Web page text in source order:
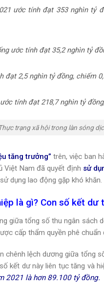
ước tính đạt 353 nghìn tỷ
ước tính đạt 35,2 nghìn tỷ
2,5 nghìn tỷ đồng, chiếm
tính đạt 218,7 nghìn tỷ
trạng xã hội trong làn sóng
tăng trưởng” trên, việc ban
Việt Nam đã quyết định sử
dụng lao động gặp khó khăn.
là gì? Con số kết dư
giữa tổng số thu ngân sách
cấp thẩm quyền phê
chênh lệch dương giữa tổng
kết dư này liên tục tăng và
2021 là hơn 89.100 tỷ đồng.